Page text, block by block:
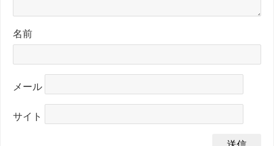
名前
メール
サイト